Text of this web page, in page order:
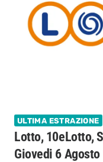
ULTIMA ESTRAZIONE
Lotto, 10eLotto,
Giovedi 6 Agosto